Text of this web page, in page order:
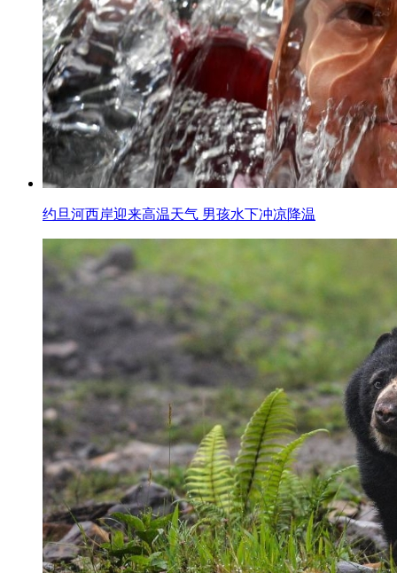
约旦河西岸迎来高温天气 男孩水下冲凉降温